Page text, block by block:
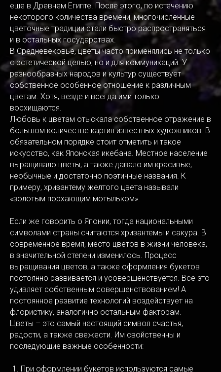
еще в Древнем Египте. После этого, по истечению
некоторого количества времени, многочисленные
цветочные традиции стали быстро распространяться
и в остальных государствах.
В Средневековье, цветы часто применялись не только
с эстетической целью, но и для коммуникаций. У
разнообразных народов и культур существует
собственное особенное отношение к различным
цветам. Хотя, везде и всегда ими только
восхищаются.
Любовь к цветам отыскала собственное отражение в
большом количестве картин известных художников. В
обязательном порядке стоит отметить и такое
искусство, как Японская икебана. Местное население
выращивало цветы, а также давало им красивые,
необычные и достаточно поэтичные названия. К
примеру, хризантему желтого цвета называли
«золотым порхающим мотыльком».
Если же говорить о Японии, тогда национальными
символами страны считаются хризантемы и сакура. В
современное время, место цветов в жизни человека,
в значительной степени изменилось. Процесс
выращивания цветов, а также оформления букетов
постоянно развивается и усовершенствуется. Все это
удивляет собственным совершенствованием! А
постоянное развитие технологий воздействует на
флористику, аналогично остальным факторам.
Цветы – это самый настоящий символ счастья,
радости, а также свежести. Им свойственны и
последующие важные особенности:
При оформлении букетов используются самые